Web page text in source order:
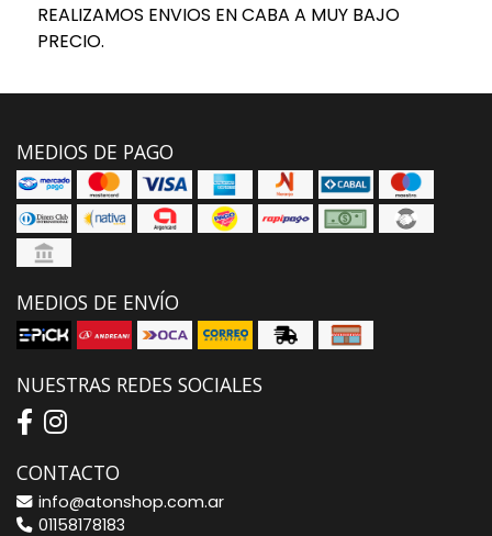
REALIZAMOS ENVIOS EN CABA A MUY BAJO
PRECIO.
MEDIOS DE PAGO
MEDIOS DE ENVÍO
NUESTRAS REDES SOCIALES
CONTACTO
info@atonshop.com.ar
01158178183